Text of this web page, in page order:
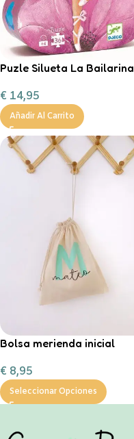
Puzle Silueta La Bailarina
€ 14,95
Añadir Al Carrito
Bolsa merienda inicial
€ 8,95
Seleccionar Opciones